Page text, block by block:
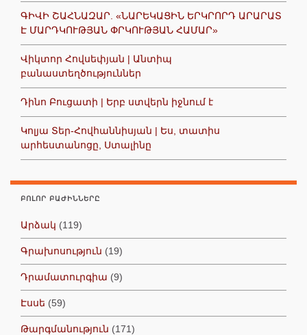
ԳԻՎԻ ՇԱՀՆԱԶԱՐ. «ՆԱՐԵԿԱՑԻՆ ԵՐԿՐՈՐԴ ԱՐԱՐԱՏ
Է ՄԱՐԴԿՈՒԹՅԱՆ ՓՐԿՈՒԹՅԱՆ ՀԱՄԱՐ»
Վիկտոր Հովսեփյան | Անտիպ
բանաստեղծություններ
Դինո Բուցատի | Երբ ստվերն իջնում է
Կոլյա Տեր-Հովհաննիսյան | Ես, տատիս
արհեստանոցը, Ստալինը
ԲՈԼՈՐ ԲԱԺԻՆՆԵՐԸ
Արձակ (119)
Գրախոսություն (19)
Դրամատուրգիա (9)
Էսսե (59)
Թարգմանություն (171)